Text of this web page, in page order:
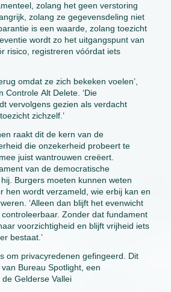
zolang het geen verstoring
zolang ze gegevensdeling niet
is een waarde, zolang toezicht
wordt zo het uitgangspunt van
risico, registreren vóórdat iets
omdat ze zich bekeken voelen’,
Controle Alt Delete. ‘Die
vervolgens gezien als verdacht
zichzelf.’
raakt dit de kern van de
die onzekerheid probeert te
juist wantrouwen creëert.
van de democratische
Burgers moeten kunnen weten
hen wordt verzameld, wie erbij kan en
‘Alleen dan blijft het evenwicht
Zonder dat fundament
voorzichtigheid en blijft vrijheid iets
bestaat.’
om privacyredenen gefingeerd. Dit
Bureau Spotlight, een
Gelderse Vallei